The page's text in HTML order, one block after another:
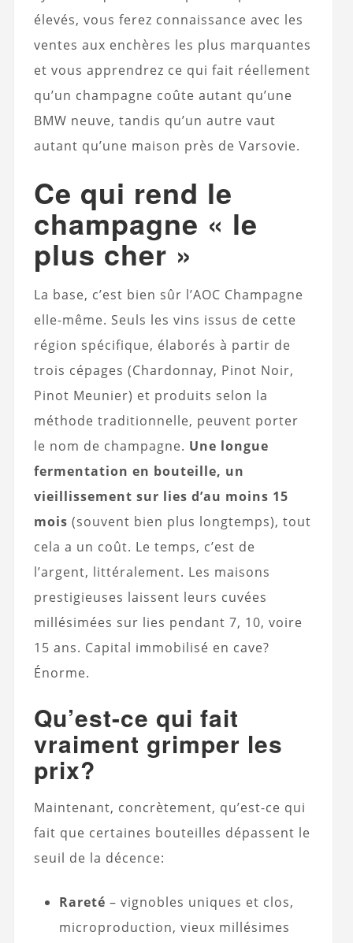
élevés, vous ferez connaissance avec les
ventes aux enchères les plus marquantes
et vous apprendrez ce qui fait réellement
qu’un champagne coûte autant qu’une
BMW neuve, tandis qu’un autre vaut
autant qu’une maison près de Varsovie.
Ce qui rend le
champagne « le
plus cher »
La base, c’est bien sûr l’AOC Champagne
elle-même. Seuls les vins issus de cette
région spécifique, élaborés à partir de
trois cépages (Chardonnay, Pinot Noir,
Pinot Meunier) et produits selon la
méthode traditionnelle, peuvent porter
le nom de champagne. Une longue
fermentation en bouteille, un
vieillissement sur lies d’au moins 15
mois (souvent bien plus longtemps), tout
cela a un coût. Le temps, c’est de
l’argent, littéralement. Les maisons
prestigieuses laissent leurs cuvées
millésimées sur lies pendant 7, 10, voire
15 ans. Capital immobilisé en cave?
Énorme.
Qu’est-ce qui fait
vraiment grimper les
prix?
Maintenant, concrètement, qu’est-ce qui
fait que certaines bouteilles dépassent le
seuil de la décence:
Rareté – vignobles uniques et clos,
microproduction, vieux millésimes